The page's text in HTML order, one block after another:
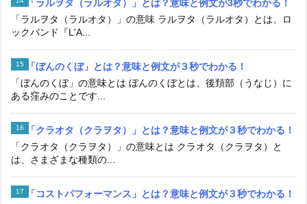
「ラルヲタ（ラルオタ）」とは？意味と例文が3秒でわかる！
「ラルヲタ（ラルオタ）」の意味 ラルヲタ（ラルオタ）とは、ロ
ックバンド『L'A...
「ぼんのくぼ」とは？意味と例文が３秒でわかる！
「ぼんのくぼ」の意味とは ぼんのくぼとは、後頚部（うなじ）に
ある窪みのことです...
「クラオタ（クラヲタ）」とは？意味と例文が３秒でわかる！
「クラオタ（クラヲタ）」の意味とは クラオタ（クラヲタ）と
は、さまざまな種類の...
「コストパフォーマンス」とは？意味と例文が３秒でわかる！